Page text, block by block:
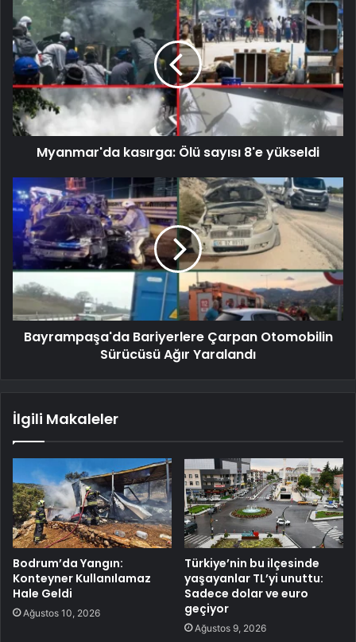
Myanmar'da kasırga: Ölü sayısı 8'e yükseldi
Bayrampaşa'da Bariyerlere Çarpan Otomobilin
Sürücüsü Ağır Yaralandı
İlgili Makaleler
Bodrum’da Yangın:
Konteyner Kullanılamaz
Hale Geldi
Ağustos 10, 2026
Türkiye’nin bu ilçesinde
yaşayanlar TL’yi unuttu:
Sadece dolar ve euro
geçiyor
Ağustos 9, 2026